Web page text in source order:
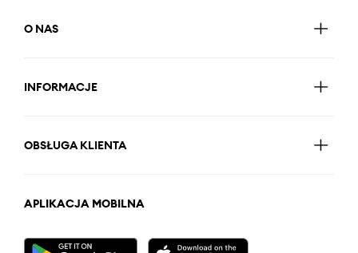
O NAS
INFORMACJE
OBSŁUGA KLIENTA
APLIKACJA MOBILNA